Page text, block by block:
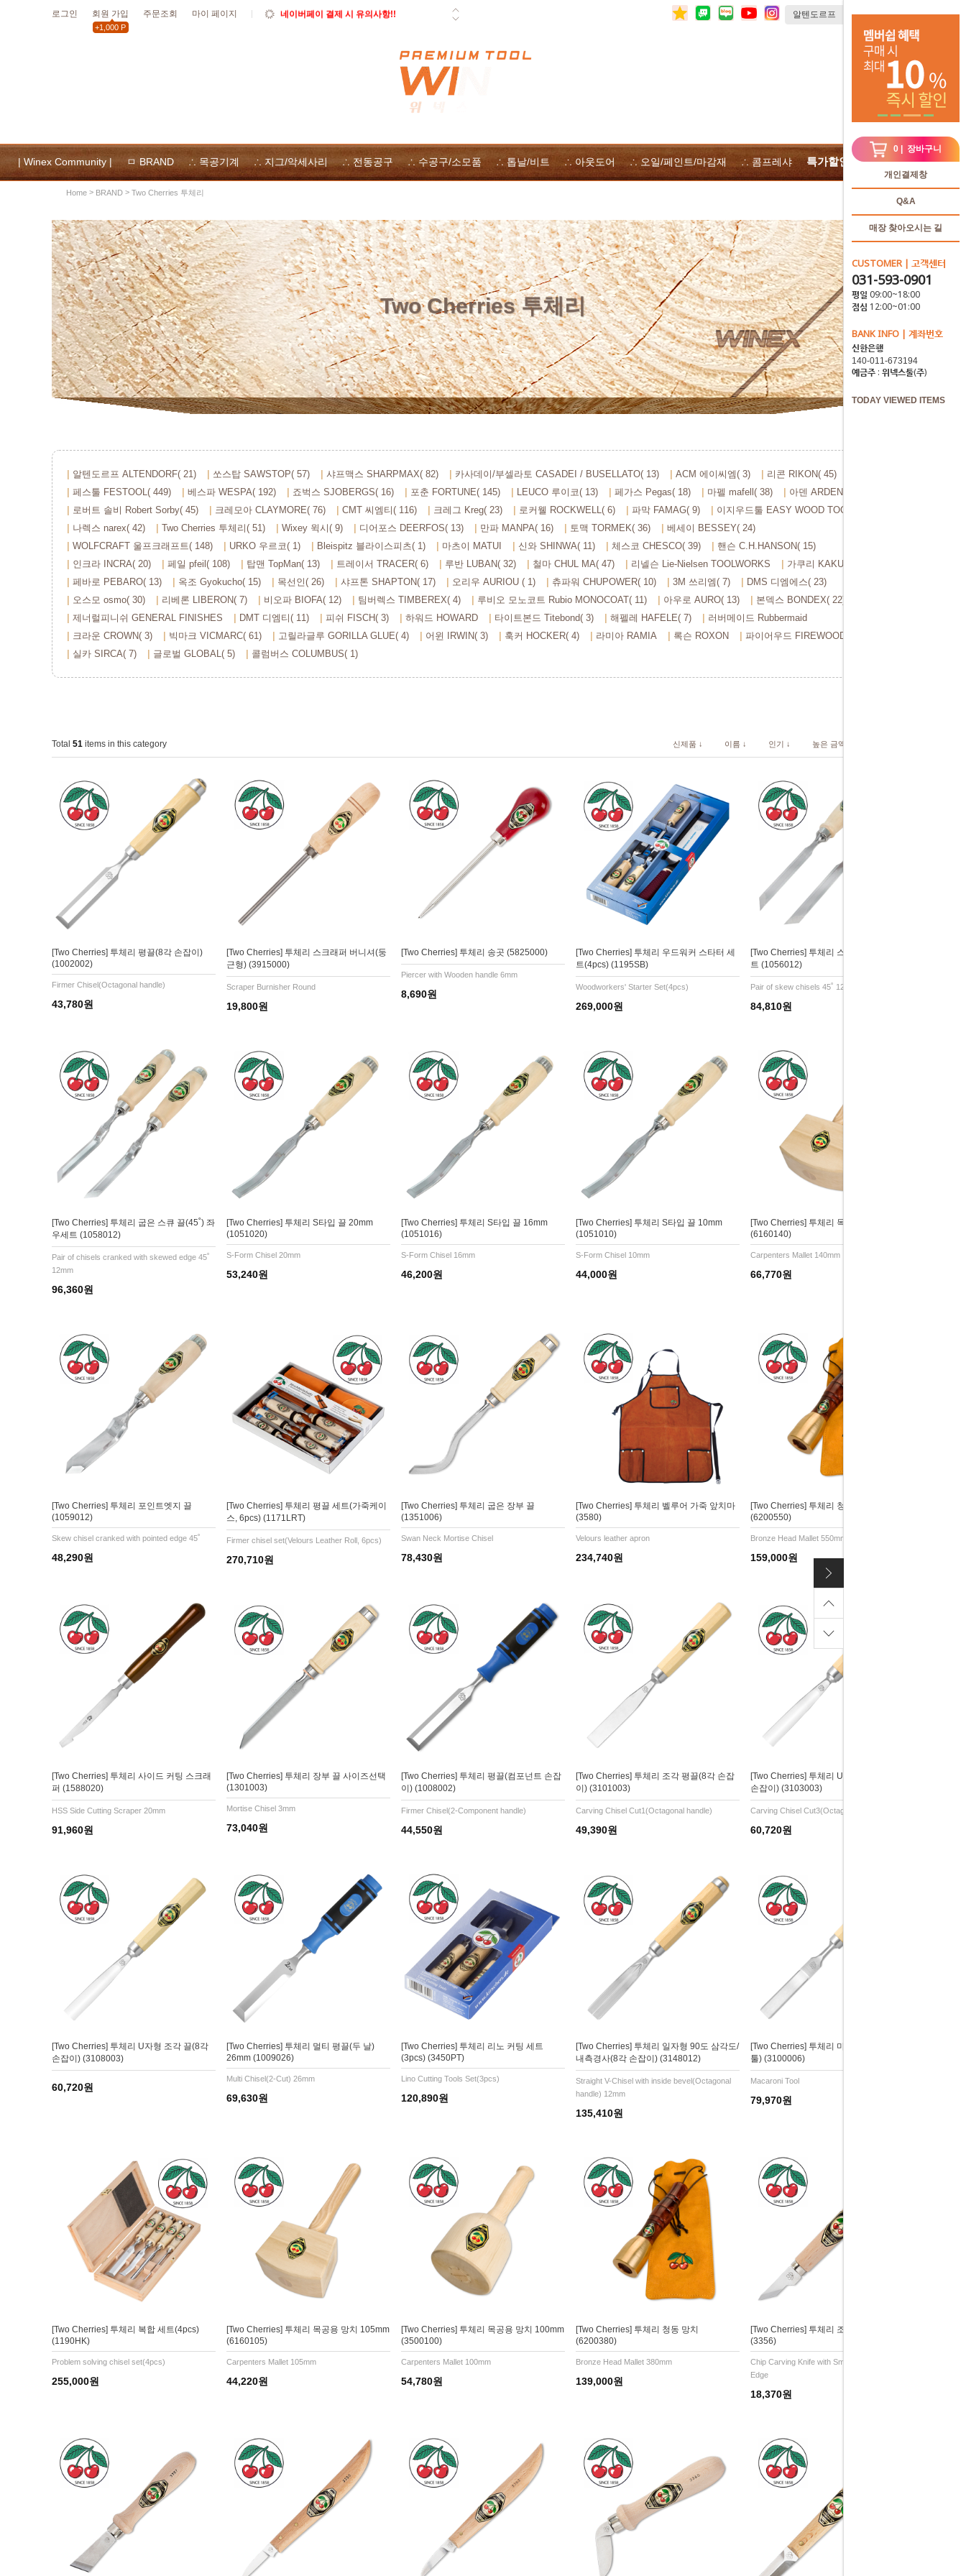
로그인 회원 가입
+1,000 P
주문조회 마이 페이지
10월19일 페스툴 오픈데이 - 사은품, 즉시
위넥스툴 자사몰 쿠폰 다운로드
| Winex Community | ㅁ BRAND ∴ 목공기계 ∴ 지그/악세사리 ∴ 전동공구 ∴ 수공구/소모품 ∴ 톱날/비트 ∴ 아웃도어 ∴ 오일/페인트/마감재 ∴ 콤프레샤 특가할인 ∴전체상품
0 | 장바구니
개인결제창
Q&A
매장 찾아오시는 길
CUSTOMER | 고객센터
031-593-0901
평일 09:00~18:00
점심 12:00~01:00
BANK INFO | 계좌번호
신한은행
예금주 : 위넥스툴(주)
TODAY VIEWED ITEMS
Home > BRAND > Two Cherries 투체리
Two Cherries 투체리
알텐도르프 ALTENDORF( 21) 쏘스탑 SAWSTOP( 57) 샤프맥스 SHARPMAX( 82) 카사데이/부셀라토 CASADEI / BUSELLATO( 13) ACM 에이씨엠( 3)
리콘 RIKON( 45)
페스툴 FESTOOL( 449)
베스파 WESPA( 192) 죠벅스 SJOBERGS( 16) 포춘 FORTUNE( 145) LEUCO 루이코( 13) 페가스 Pegas( 18) 마펠 mafell( 38)
아덴 ARDEN( 106)
로버트 솔비 Robert Sorby( 45)
크레모아 CLAYMORE( 76) CMT 씨엠티( 116) 크레그 Kreg( 23) 로커웰 ROCKWELL( 6) 파막 FAMAG( 9)
이지우드툴 EASY WOOD TOOLS( 28)
나렉스 narex( 42)
Two Cherries 투체리( 51) Wixey 윅시( 9) 디어포스 DEERFOS( 13) 만파 MANPA( 16) 토맥 TORMEK( 36)
베세이 BESSEY( 24)
WOLFCRAFT 울프크래프트( 148)
URKO 우르코( 1) Bleispitz 블라이스피츠( 1) 마츠이 MATUI 신와 SHINWA( 11) 체스코 CHESCO( 39)
핸슨 C.H.HANSON( 15)
인크라 INCRA( 20)
페일 pfeil( 108) 탑맨 TopMan( 13) 트레이서 TRACER( 6) 루반 LUBAN( 32) 철마 CHUL MA( 47) 리넬슨 Lie-Nielsen TOOLWORKS
가쿠리 KAKURI( 84)
페바로 PEBARO( 13)
옥조 Gyokucho( 15) 목선인( 26) 샤프톤 SHAPTON( 17) 오리우 AURIOU ( 1) 츄파워 CHUPOWER( 10) 3M 쓰리엠( 7)
DMS 디엠에스( 23)
오스모 osmo( 30)
리베론 LIBERON( 7) 비오파 BIOFA( 12) 팀버렉스 TIMBEREX( 4) 루비오 모노코트 Rubio MONOCOAT( 11) 아우로 AURO( 13)
본덱스 BONDEX( 22)
제너럴피니쉬 GENERAL FINISHES
DMT 디엠티( 11) 피쉬 FISCH( 3) 하워드 HOWARD 타이트본드 Titebond( 3) 해펠레 HAFELE( 7)
러버메이드 Rubbermaid
크라운 CROWN( 3)
빅마크 VICMARC( 61) 고릴라글루 GORILLA GLUE( 4) 어윈 IRWIN( 3) 훅커 HOCKER( 4) 라미아 RAMIA 록슨 ROXON
파이어우드 FIREWOOD( 3)
실카 SIRCA( 7)
글로벌 GLOBAL( 5) 콜럼버스 COLUMBUS( 1)
Total 51 items in this category 신제품 ↓ 이름 ↓ 인기 ↓ 높은 금액 ↓
[Two Cherries] 투체리 평끌(8각 손잡이)
(1002002)
Firmer Chisel(Octagonal handle)
43,780원
[Two Cherries] 투체리 스크래퍼 버니셔(둥
근형) (3915000)
Scraper Burnisher Round
19,800원
[Two Cherries] 투체리 송곳 (5825000)
Piercer with Wooden handle 6mm
8,690원
[Two Cherries] 투체리 우드워커 스타터 세
트(4pcs) (1195SB)
Woodworkers' Starter Set(4pcs)
269,000원
[Two Cherries] 투체리 스큐 끌(45˚) 좌우세
트 (1056012)
Pair of skew chisels 45˚ 12mm
84,810원
[Two Cherries] 투체리 굽은 스큐 끌(45˚) 좌
우세트 (1058012)
Pair of chisels cranked with skewed edge 45˚
12mm
96,360원
[Two Cherries] 투체리 S타입 끌 20mm
(1051020)
S-Form Chisel 20mm
53,240원
[Two Cherries] 투체리 S타입 끌 16mm
(1051016)
S-Form Chisel 16mm
46,200원
[Two Cherries] 투체리 S타입 끌 10mm
(1051010)
S-Form Chisel 10mm
44,000원
[Two Cherries] 투체리 목공용 망치 140mm
(6160140)
Carpenters Mallet 140mm
66,770원
[Two Cherries] 투체리 포인트엣지 끌
(1059012)
Skew chisel cranked with pointed edge 45˚
48,290원
[Two Cherries] 투체리 평끌 세트(가죽케이
스, 6pcs) (1171LRT)
Firmer chisel set(Velours Leather Roll, 6pcs)
270,710원
[Two Cherries] 투체리 굽은 장부 끌
(1351006)
Swan Neck Mortise Chisel
78,430원
[Two Cherries] 투체리 벨루어 가죽 앞치마
(3580)
Velours leather apron
234,740원
[Two Cherries] 투체리 청동 망치
(6200550)
Bronze Head Mallet 550mm
159,000원
[Two Cherries] 투체리 사이드 커팅 스크래
퍼 (1588020)
HSS Side Cutting Scraper 20mm
91,960원
[Two Cherries] 투체리 장부 끌 사이즈선택
(1301003)
Mortise Chisel 3mm
73,040원
[Two Cherries] 투체리 평끌(컴포넌트 손잡
이) (1008002)
Firmer Chisel(2-Component handle)
44,550원
[Two Cherries] 투체리 조각 평끌(8각 손잡
이) (3101003)
Carving Chisel Cut1(Octagonal handle)
49,390원
[Two Cherries] 투체리 U자형 조각 끌(8각
손잡이) (3103003)
Carving Chisel Cut3(Octagonal handle)
60,720원
[Two Cherries] 투체리 U자형 조각 끌(8각
손잡이) (3108003)
60,720원
[Two Cherries] 투체리 멀티 평끌(두 날)
26mm (1009026)
Multi Chisel(2-Cut) 26mm
69,630원
[Two Cherries] 투체리 리노 커팅 세트
(3pcs) (3450PT)
Lino Cutting Tools Set(3pcs)
120,890원
[Two Cherries] 투체리 일자형 90도 삼각도/
내측경사(8각 손잡이) (3148012)
Straight V-Chisel with inside bevel(Octagonal
handle) 12mm
135,410원
[Two Cherries] 투체리 마카로니 툴(ㄷ자
툴) (3100006)
Macaroni Tool
79,970원
[Two Cherries] 투체리 복합 세트(4pcs)
(1190HK)
Problem solving chisel set(4pcs)
255,000원
[Two Cherries] 투체리 목공용 망치 105mm
(6160105)
Carpenters Mallet 105mm
44,220원
[Two Cherries] 투체리 목공용 망치 100mm
(3500100)
Carpenters Mallet 100mm
54,780원
[Two Cherries] 투체리 청동 망치
(6200380)
Bronze Head Mallet 380mm
139,000원
[Two Cherries] 투체리 조각칼(작은 왜곡날)
(3356)
Chip Carving Knife with Small Blade, Skew
Edge
18,370원